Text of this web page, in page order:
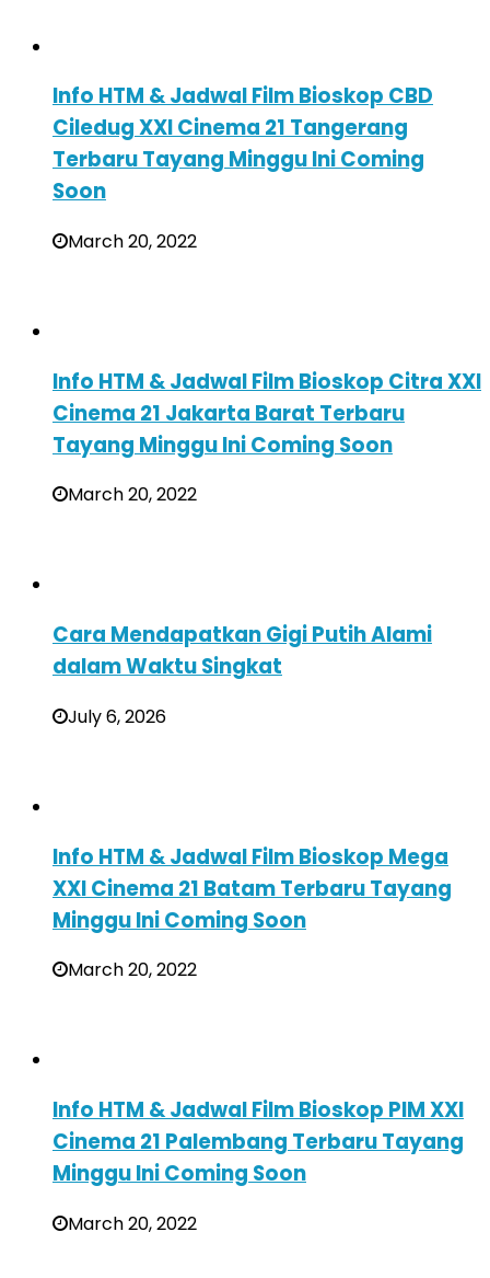
Info HTM & Jadwal Film Bioskop CBD
Ciledug XXI Cinema 21 Tangerang
Terbaru Tayang Minggu Ini Coming
Soon
March 20, 2022
Info HTM & Jadwal Film Bioskop Citra XXI
Cinema 21 Jakarta Barat Terbaru
Tayang Minggu Ini Coming Soon
March 20, 2022
Cara Mendapatkan Gigi Putih Alami
dalam Waktu Singkat
July 6, 2026
Info HTM & Jadwal Film Bioskop Mega
XXI Cinema 21 Batam Terbaru Tayang
Minggu Ini Coming Soon
March 20, 2022
Info HTM & Jadwal Film Bioskop PIM XXI
Cinema 21 Palembang Terbaru Tayang
Minggu Ini Coming Soon
March 20, 2022